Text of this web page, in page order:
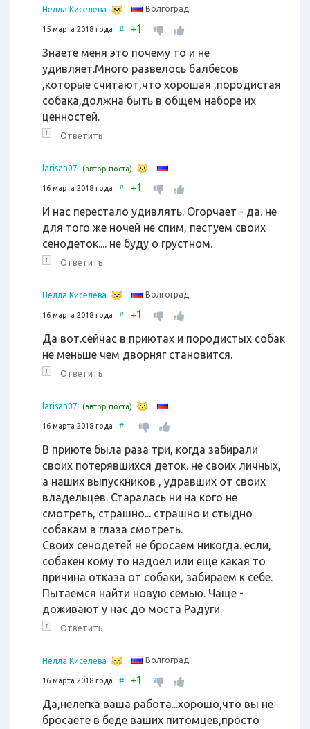
Нелла Киселева Волгоград
15 марта 2018 года # +1
Знаете меня это почему то и не
удивляет.Много развелось балбесов
,которые считают,что хорошая ,породистая
собака,должна быть в общем наборе их
ценностей.
↑ Ответить
larisan07 (автор поста)
16 марта 2018 года # +1
И нас перестало удивлять. Огорчает - да. не
для того же ночей не спим, пестуем своих
сенодеток.... не буду о грустном.
↑ Ответить
Нелла Киселева Волгоград
16 марта 2018 года # +1
Да вот.сейчас в приютах и породистых собак
не меньше чем дворняг становится.
↑ Ответить
larisan07 (автор поста)
16 марта 2018 года #
В приюте была раза три, когда забирали
своих потерявшихся деток. не своих личных,
а наших выпускников , удравших от своих
владельцев. Старалась ни на кого не
смотреть, страшно... страшно и стыдно
собакам в глаза смотреть.
Своих сенодетей не бросаем никогда. если,
собакен кому то надоел или еще какая то
причина отказа от собаки, забираем к себе.
Пытаемся найти новую семью. Чаще -
доживают у нас до моста Радуги.
↑ Ответить
Нелла Киселева Волгоград
16 марта 2018 года # +1
Да,нелегка ваша работа...хорошо,что вы не
бросаете в беде ваших питомцев,просто